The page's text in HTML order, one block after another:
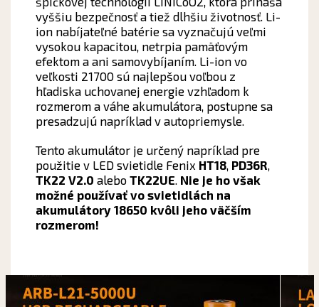
vyššiu bezpečnosť a tiež dlhšiu životnosť. Li-
ion nabíjateľné batérie sa vyznačujú veľmi
vysokou kapacitou, netrpia pamäťovým
efektom a ani samovybíjaním. Li-ion vo
veľkosti 21700 sú najlepšou voľbou z
hľadiska uchovanej energie vzhľadom k
rozmerom a váhe akumulátora, postupne sa
presadzujú napríklad v autopriemysle.
Tento akumulátor je určený napríklad pre
použitie v LED svietidle Fenix HT18, ​​ PD36R,
TK22 V2.0 alebo TK22UE. Nie je ho však
možné používať vo svietidlách na
akumulátory 18650 kvôli jeho väčším
rozmerom!